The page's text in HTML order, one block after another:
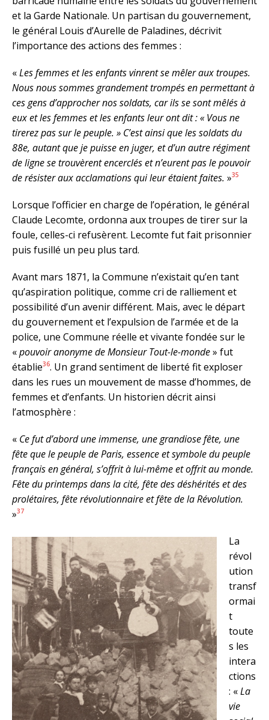
et la Garde Nationale. Un partisan du gouvernement,
le général Louis d’Aurelle de Paladines, décrivit
l’importance des actions des femmes :
«Les femmes et les enfants vinrent se mêler aux troupes.
Nous nous sommes grandement trompés en permettant à
ces gens d’approcher nos soldats, car ils se sont mêlés à
eux et les femmes et les enfants leur ont dit : « Vous ne
tirerez pas sur le peuple. » C’est ainsi que les soldats du
88e, autant que je puisse en juger, et d’un autre régiment
de ligne se trouvèrent encerclés et n’eurent pas le pouvoir
de résister aux acclamations qui leur étaient faites. »35
Lorsque l’officier en charge de l’opération, le général
Claude Lecomte, ordonna aux troupes de tirer sur la
foule, celles-ci refusèrent. Lecomte fut fait prisonnier
puis fusillé un peu plus tard.
Avant mars 1871, la Commune n’existait qu’en tant
qu’aspiration politique, comme cri de ralliement et
possibilité d’un avenir différent. Mais, avec le départ
du gouvernement et l’expulsion de l’armée et de la
police, une Commune réelle et vivante fondée sur le
«pouvoir anonyme de Monsieur Tout-le-monde» fut
établie36. Un grand sentiment de liberté fit exploser
dans les rues un mouvement de masse d’hommes, de
femmes et d’enfants. Un historien décrit ainsi
l’atmosphère :
« Ce fut d’abord une immense, une grandiose fête, une
fête que le peuple de Paris, essence et symbole du peuple
français en général, s’offrit à lui-même et offrit au monde.
Fête du printemps dans la cité, fête des déshérités et des
prolétaires, fête révolutionnaire et fête de la Révolution.
»37
La
révol
ution
transf
ormai
t
toute
s les
intera
ctions
: «La
vie